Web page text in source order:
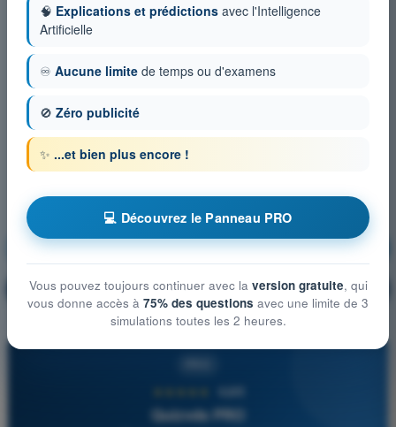
Instrumentation S'entraîner !
🔒 PRO Explication de la question
4,6/5
Quizvds PRO
🧠 Explications et prédictions avec l'Intelligence
Artificielle
♾️ Aucune limite de temps ou d'examens
🚫 Zéro publicité
✨ ...et bien plus encore !
💻 Découvrez le Panneau PRO
Vous pouvez toujours continuer avec la version gratuite, qui
vous donne accès à 75% des questions avec une limite de 3
simulations toutes les 2 heures.